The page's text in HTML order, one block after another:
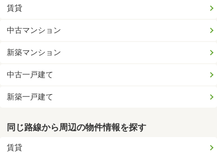
賃貸
中古マンション
新築マンション
中古一戸建て
新築一戸建て
同じ路線から周辺の物件情報を探す
賃貸